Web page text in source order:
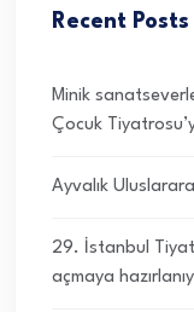
Recent Posts
Minik
Çocuk
Ayvalık
29. İstanbul
açmaya